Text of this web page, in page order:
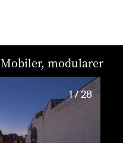
Mobiler, modularer
1 / 28